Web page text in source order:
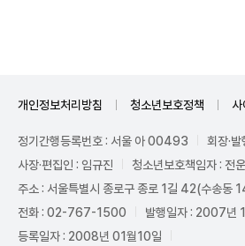
개인정보처리방침 청소년보호정책 사
정기간행등록번호 : 서울 아 00493
회장·
사장·편집인 : 임규진
청소년보호책임자 : 전운
주소 : 서울특별시 종로구 종로 1길 42(수송동
전화 : 02-767-1500
발행일자 : 2007년
등록일자 : 2008년 01월10일